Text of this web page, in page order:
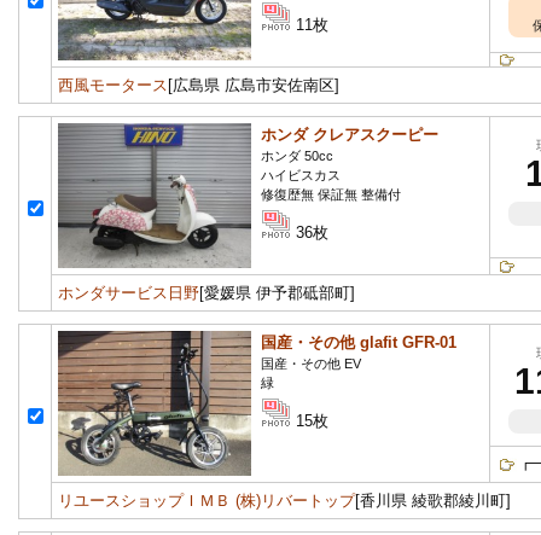
11枚
西風モータース [広島県 広島市安佐南区]
ホンダ クレアスクーピー
ホンダ 50cc
ハイビスカス
修復歴無 保証無 整備付
36枚
ホンダサービス日野[愛媛県 伊予郡砥部町]
国産・その他 glafit GFR-01
国産・その他 EV
緑
15枚
リユースショップＩＭＢ (株)リバートップ[香川県 綾歌郡綾川町]